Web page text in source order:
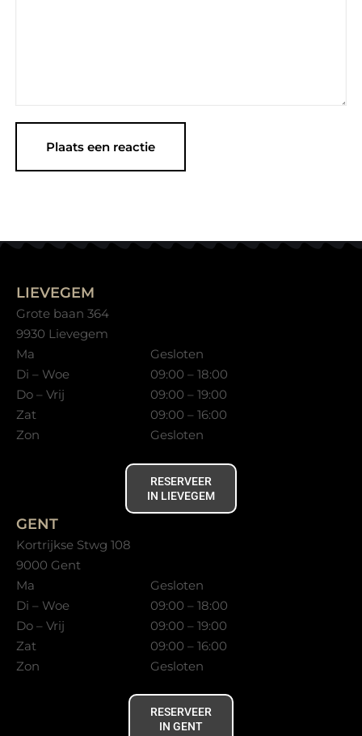
LIEVEGEM
Grote baan 364
9930 Lievegem
Ma
Gesloten
Di – Woe
09:00 – 18:00
Do – Vrij
09:00 – 19:00
Zat
09:00 – 16:00
Zon
Gesloten
RESERVEER
IN LIEVEGEM
GENT
Kortrijkse Stwg 108
9000 Gent
Ma
Gesloten
Di – Woe
09:00 – 18:00
Do – Vrij
09:00 – 19:00
Zat
09:00 – 16:00
Zon
Gesloten
RESERVEER
IN GENT